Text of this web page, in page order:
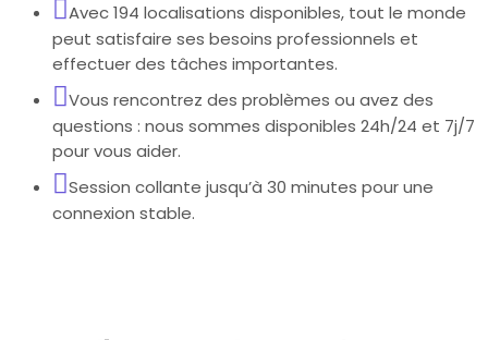
Avec 194 localisations disponibles, tout le monde
peut satisfaire ses besoins professionnels et
effectuer des tâches importantes.
Vous rencontrez des problèmes ou avez des
questions : nous sommes disponibles 24h/24 et 7j/7
pour vous aider.
Session collante jusqu’à 30 minutes pour une
connexion stable.